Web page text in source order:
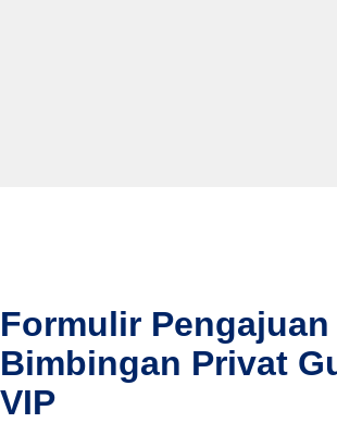
Formulir Pengajuan
Bimbingan Privat
VIP